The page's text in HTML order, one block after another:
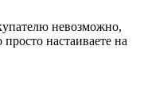
невозможно,
настаиваете на